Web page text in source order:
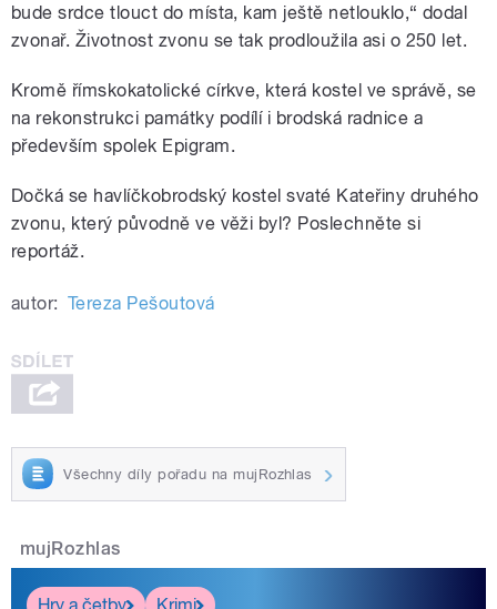
bude srdce tlouct do místa, kam ještě netlouklo,“ dodal
zvonař. Životnost zvonu se tak prodloužila asi o 250 let.
Kromě římskokatolické církve, která kostel ve správě, se
na rekonstrukci památky podílí i brodská radnice a
především spolek Epigram.
Dočká se havlíčkobrodský kostel svaté Kateřiny druhého
zvonu, který původně ve věži byl? Poslechněte si
reportáž.
autor: Tereza Pešoutová
Všechny díly pořadu na mujRozhlas
mujRozhlas